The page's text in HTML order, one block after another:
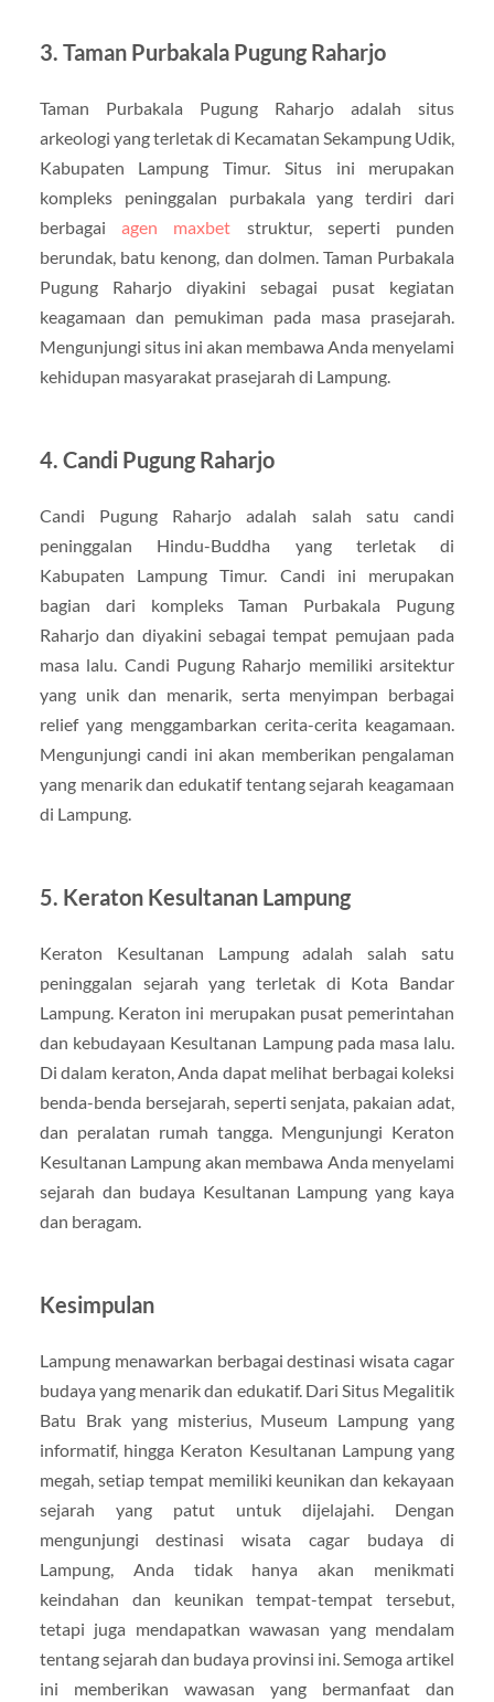
3. Taman Purbakala Pugung Raharjo
Taman Purbakala Pugung Raharjo adalah situs
arkeologi yang terletak di Kecamatan Sekampung Udik,
Kabupaten Lampung Timur. Situs ini merupakan
kompleks peninggalan purbakala yang terdiri dari
berbagaiagen maxbet struktur, seperti punden
berundak, batu kenong, dan dolmen. Taman Purbakala
Pugung Raharjo diyakini sebagai pusat kegiatan
keagamaan dan pemukiman pada masa prasejarah.
Mengunjungi situs ini akan membawa Anda menyelami
kehidupan masyarakat prasejarah di Lampung.
4. Candi Pugung Raharjo
Candi Pugung Raharjo adalah salah satu candi
peninggalan Hindu-Buddha yang terletak di
Kabupaten Lampung Timur. Candi ini merupakan
bagian dari kompleks Taman Purbakala Pugung
Raharjo dan diyakini sebagai tempat pemujaan pada
masa lalu. Candi Pugung Raharjo memiliki arsitektur
yang unik dan menarik, serta menyimpan berbagai
relief yang menggambarkan cerita-cerita keagamaan.
Mengunjungi candi ini akan memberikan pengalaman
yang menarik dan edukatif tentang sejarah keagamaan
di Lampung.
5. Keraton Kesultanan Lampung
Keraton Kesultanan Lampung adalah salah satu
peninggalan sejarah yang terletak di Kota Bandar
Lampung. Keraton ini merupakan pusat pemerintahan
dan kebudayaan Kesultanan Lampung pada masa lalu.
Di dalam keraton, Anda dapat melihat berbagai koleksi
benda-benda bersejarah, seperti senjata, pakaian adat,
dan peralatan rumah tangga. Mengunjungi Keraton
Kesultanan Lampung akan membawa Anda menyelami
sejarah dan budaya Kesultanan Lampung yang kaya
dan beragam.
Kesimpulan
Lampung menawarkan berbagai destinasi wisata cagar
budaya yang menarik dan edukatif. Dari Situs Megalitik
Batu Brak yang misterius, Museum Lampung yang
informatif, hingga Keraton Kesultanan Lampung yang
megah, setiap tempat memiliki keunikan dan kekayaan
sejarah yang patut untuk dijelajahi. Dengan
mengunjungi destinasi wisata cagar budaya di
Lampung, Anda tidak hanya akan menikmati
keindahan dan keunikan tempat-tempat tersebut,
tetapi juga mendapatkan wawasan yang mendalam
tentang sejarah dan budaya provinsi ini. Semoga artikel
ini memberikan wawasan yang bermanfaat dan